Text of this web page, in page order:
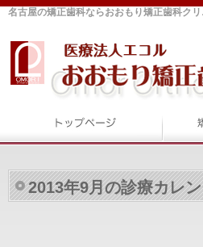
名古屋の矯正歯科ならおおもり矯正歯科クリ
2013年9月の診療カレ